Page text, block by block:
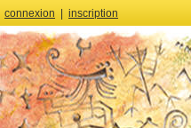
connexion inscription